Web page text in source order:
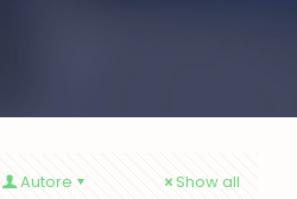
Autore Show all